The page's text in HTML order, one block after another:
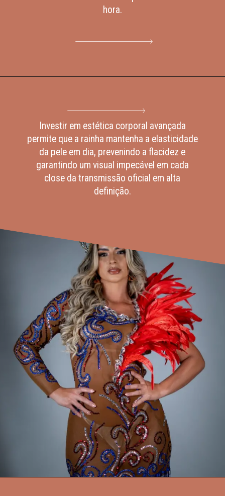
hora.
Investir em estética corporal avançada
permite que a rainha mantenha a elasticidade
da pele em dia, prevenindo a flacidez e
garantindo um visual impecável em cada
close da transmissão oficial em alta
definição.